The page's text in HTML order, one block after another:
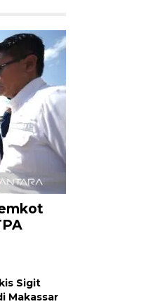
Sigit
Makassar